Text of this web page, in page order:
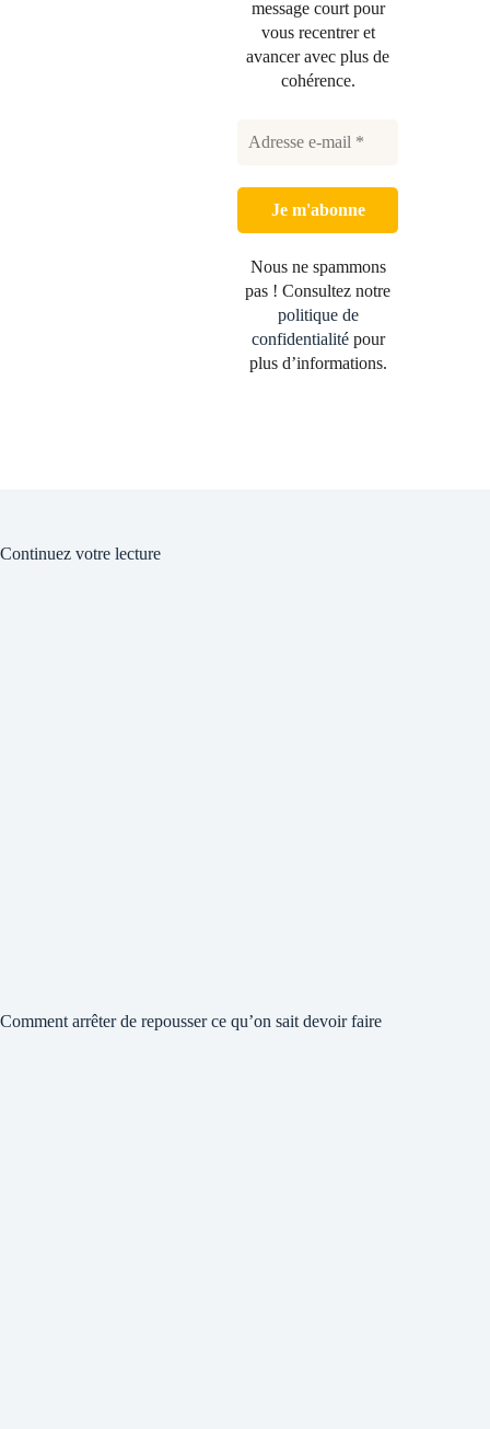
message court pour
vous recentrer et
avancer avec plus de
cohérence.
Nous ne spammons
pas ! Consultez notre
politique de
confidentialitépour
plus d’informations.
Continuez votre lecture
Comment arrêter de repousser ce qu’on sait devoir faire